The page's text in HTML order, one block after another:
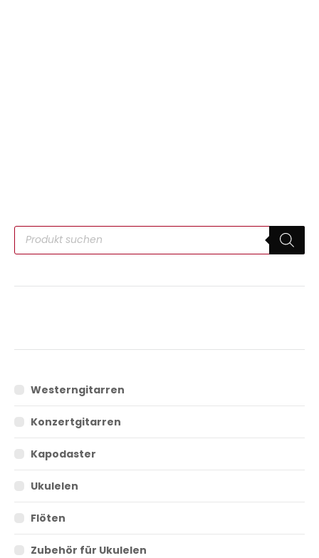
Westerngitarren
Konzertgitarren
Kapodaster
Ukulelen
Flöten
Zubehör für Ukulelen